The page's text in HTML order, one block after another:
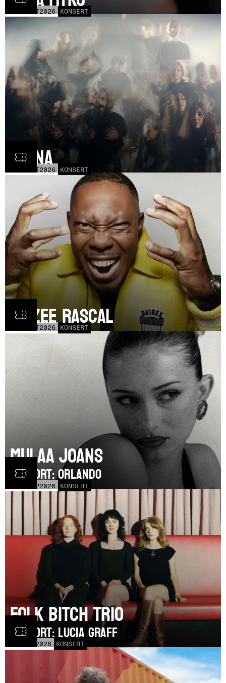
OCT2026 KONSERT
OCT2026 KONSERT
Fauna
OCT2026 KONSERT
Dizzee Rascal
SEP2026 KONSERT
Mulaa Joans
SUPPORT: Orlando
2026 KONSERT
Folk Bitch Trio
SUPPORT: Lucia Graff